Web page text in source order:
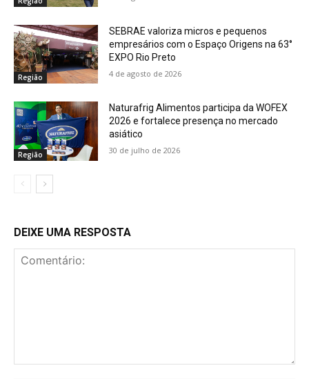
Região
SEBRAE valoriza micros e pequenos
empresários com o Espaço Origens na 63°
EXPO Rio Preto
4 de agosto de 2026
Região
Naturafrig Alimentos participa da WOFEX
2026 e fortalece presença no mercado
asiático
30 de julho de 2026
DEIXE UMA RESPOSTA